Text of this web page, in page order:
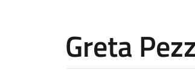
Greta